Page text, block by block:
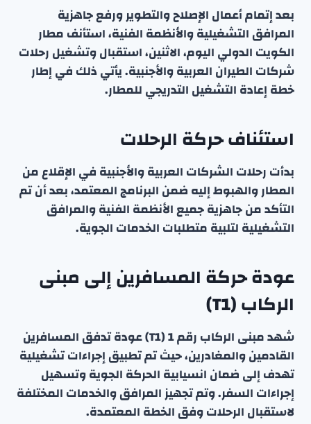
بعد إتمام أعمال الإصلاح والتطوير ورفع جاهزية
المرافق التشغيلية والأنظمة الفنية، استأنف مطار
الكويت الدولي اليوم، الاثنين، استقبال وتشغيل رحلات
شركات الطيران العربية والأجنبية. يأتي ذلك في إطار
خطة إعادة التشغيل التدريجي للمطار.
استئناف حركة الرحلات
بدأت رحلات الشركات العربية والأجنبية في الإقلاع من
المطار والهبوط إليه ضمن البرنامج المعتمد، بعد أن تم
التأكد من جاهزية جميع الأنظمة الفنية والمرافق
التشغيلية لتلبية متطلبات الخدمات الجوية.
عودة حركة المسافرين إلى مبنى
الركاب (T1)
شهد مبنى الركاب رقم 1 (T1) عودة تدفق المسافرين
القادمين والمغادرين، حيث تم تطبيق إجراءات تشغيلية
تهدف إلى ضمان انسيابية الحركة الجوية وتسهيل
إجراءات السفر. وتم تجهيز المرافق والخدمات المختلفة
لاستقبال الرحلات وفق الخطة المعتمدة.